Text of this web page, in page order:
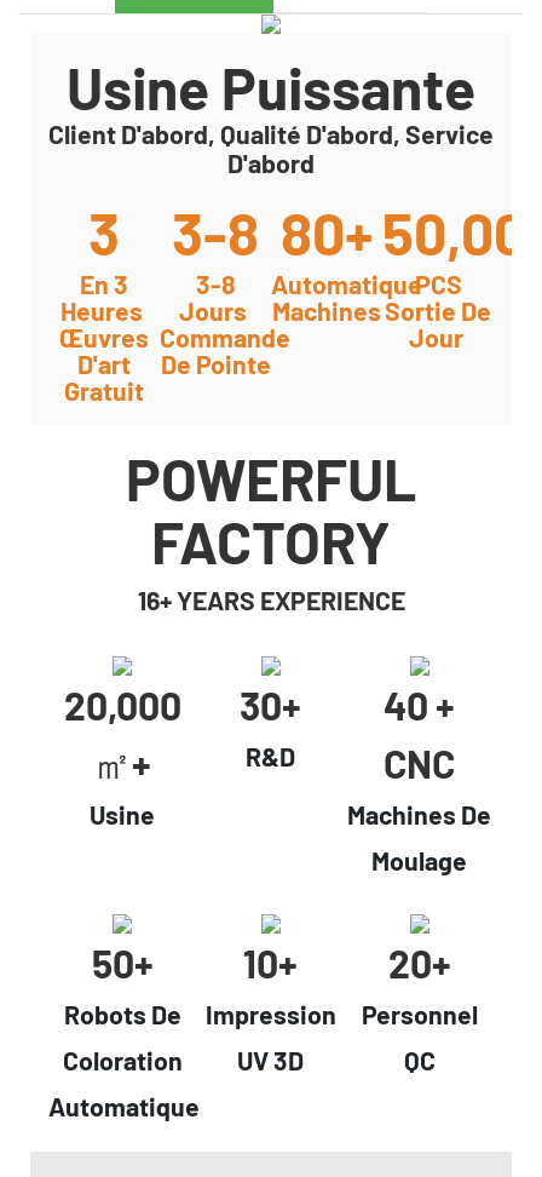
Usine Puissante
Client D'abord, Qualité D'abord, Service
D'abord
3
En 3
Heures
Œuvres
D'art
Gratuit
3-8
3-8
Jours
Commande
De Pointe
80+
Automatique
Machines
PCS
Sortie De
Jour
POWERFUL
FACTORY
16+ YEARS EXPERIENCE
20,000
㎡+
Usine
30+
R&D
40 +
CNC
Machines De
Moulage
50+
Robots De
Coloration
Automatique
10+
Impression
UV 3D
20+
Personnel
QC